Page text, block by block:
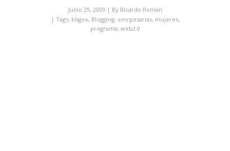
Junio 29, 2009 | By Ricardo Roman
| Tags: bligoo, Blogging, emrpesarias, mujeres,
programa, web2.0